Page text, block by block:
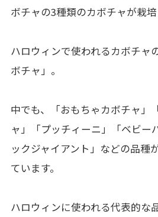
ボチャの3種類のカボチャが栽培
ハロウィンで使われるカボチャ
ボチャ」。
中でも、「おもちゃカボチャ」
ャ」「プッチィーニ」「ベビー
ックジャイアント」などの品種
ています。
ハロウィンに使われる代表的な